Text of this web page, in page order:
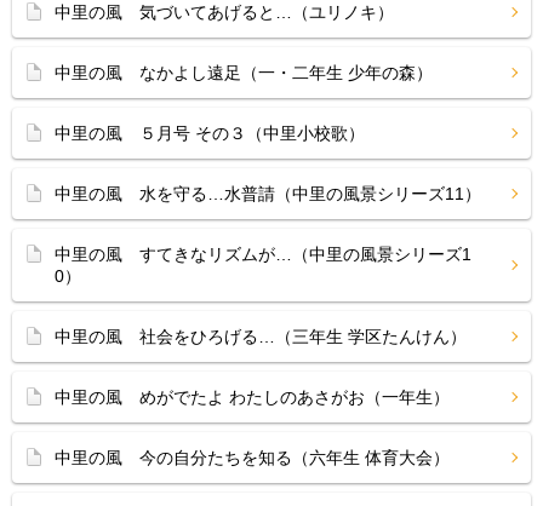
中里の風 気づいてあげると…（ユリノキ）
中里の風 なかよし遠足（一・二年生 少年の森）
中里の風 ５月号 その３（中里小校歌）
中里の風 水を守る…水普請（中里の風景シリーズ11）
中里の風 すてきなリズムが…（中里の風景シリーズ1
0）
中里の風 社会をひろげる…（三年生 学区たんけん）
中里の風 めがでたよ わたしのあさがお（一年生）
中里の風 今の自分たちを知る（六年生 体育大会）